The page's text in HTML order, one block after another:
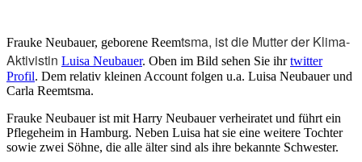
Frauke Neubauer, geborene Reemtsma, ist die Mutter der Klima-
Aktivistin Luisa Neubauer. Oben im Bild sehen Sie ihrtwitter
Profil. Dem relativ kleinen Account folgen u.a. Luisa Neubauer und
Carla Reemtsma.
Frauke Neubauer ist mit Harry Neubauer verheiratet und führt ein
Pflegeheim in Hamburg. Neben Luisa hat sie eine weitere Tochter
sowie zwei Söhne, die alle älter sind als ihre bekannte Schwester.